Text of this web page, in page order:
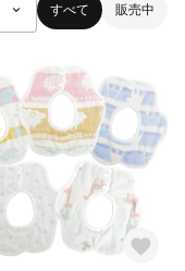
すべて 販売中